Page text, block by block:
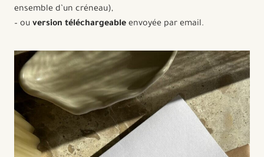
ensemble d’un créneau),
– ou version téléchargeable envoyée par email.